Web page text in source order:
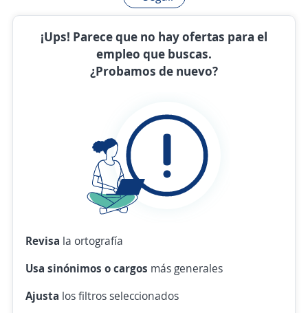
¡Ups! Parece que no hay ofertas para el
empleo que buscas.
¿Probamos de nuevo?
Revisa la ortografía
Usa sinónimos o cargos más generales
Ajusta los filtros seleccionados